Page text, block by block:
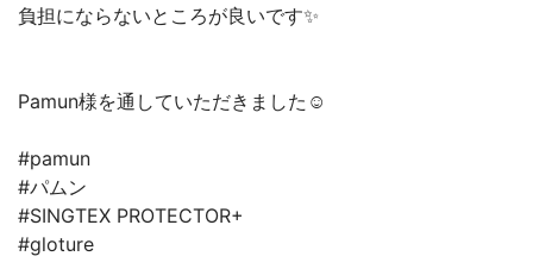
負担にならないところが良いです✨
Pamun様を通していただきました☺
#pamun
#パムン
#SINGTEX PROTECTOR+
#gloture